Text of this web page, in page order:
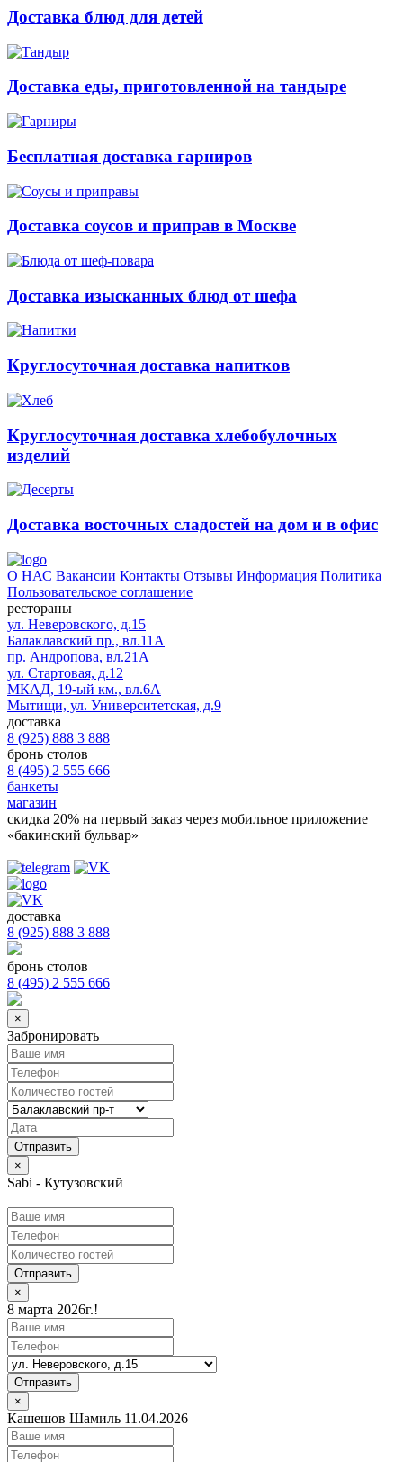
Доставка блюд для детей
Доставка еды, приготовленной на тандыре
Бесплатная доставка гарниров
Доставка соусов и приправ в Москве
Доставка изысканных блюд от шефа
Круглосуточная доставка напитков
Круглосуточная доставка хлебобулочных
изделий
Доставка восточных сладостей на дом и в офис
О НАС Вакансии Контакты Отзывы Информация Политика
Пользовательское соглашение
рестораны
ул. Неверовского, д.15
Балаклавский пр., вл.11А
пр. Андропова, вл.21А
ул. Стартовая, д.12
МКАД, 19-ый км., вл.6А
Мытищи, ул. Университетская, д.9
доставка
8 (925) 888 3 888
бронь столов
8 (495) 2 555 666
банкеты
магазин
скидка 20% на первый заказ через мобильное приложение
«бакинский бульвар»
доставка
8 (925) 888 3 888
бронь столов
8 (495) 2 555 666
×
Забронировать
×
Sabi - Кутузовский
Отправить
×
8 марта 2026г.!
Отправить
×
Кашешов Шамиль 11.04.2026